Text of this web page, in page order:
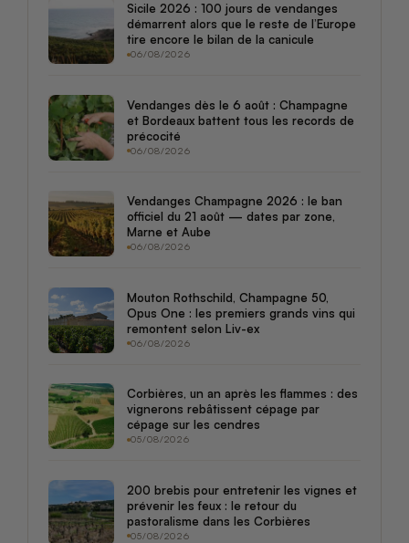
Sicile 2026 : 100 jours de vendanges
démarrent alors que le reste de l’Europe
tire encore le bilan de la canicule
06/08/2026
Vendanges dès le 6 août : Champagne
et Bordeaux battent tous les records de
précocité
06/08/2026
Vendanges Champagne 2026 : le ban
officiel du 21 août — dates par zone,
Marne et Aube
06/08/2026
Mouton Rothschild, Champagne 50,
Opus One : les premiers grands vins qui
remontent selon Liv-ex
06/08/2026
Corbières, un an après les flammes : des
vignerons rebâtissent cépage par
cépage sur les cendres
05/08/2026
200 brebis pour entretenir les vignes et
prévenir les feux : le retour du
pastoralisme dans les Corbières
05/08/2026